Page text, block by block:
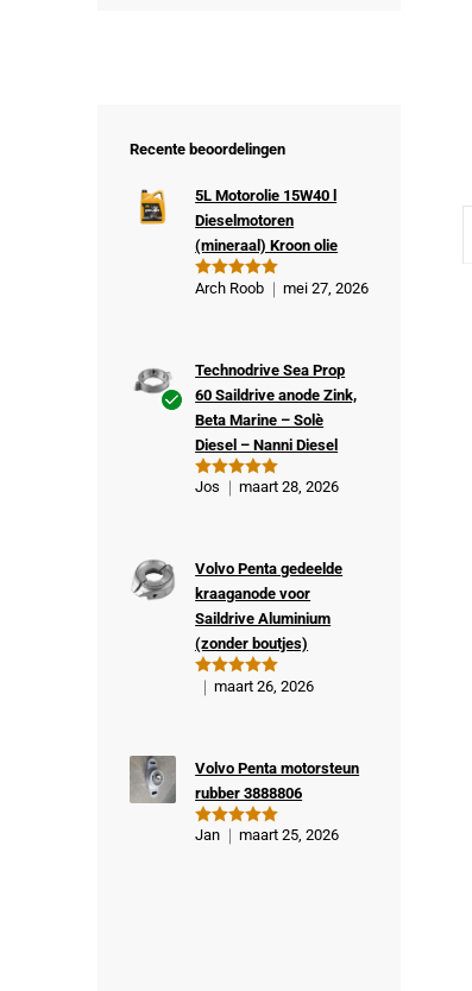
Recente beoordelingen
Gewaardeer
5L Motorolie 15W40 l
Dieselmotoren
(mineraal) Kroon olie
Arch Roob mei 27, 2026
Gewaardeer
Technodrive Sea Prop
60 Saildrive anode Zink,
Beta Marine – Solè
Diesel – Nanni Diesel
Jos maart 28, 2026
Gewaardeer
Volvo Penta gedeelde
kraaganode voor
Saildrive Aluminium
(zonder boutjes)
maart 26, 2026
Gewaardeer
Volvo Penta motorsteun
rubber 3888806
Jan maart 25, 2026